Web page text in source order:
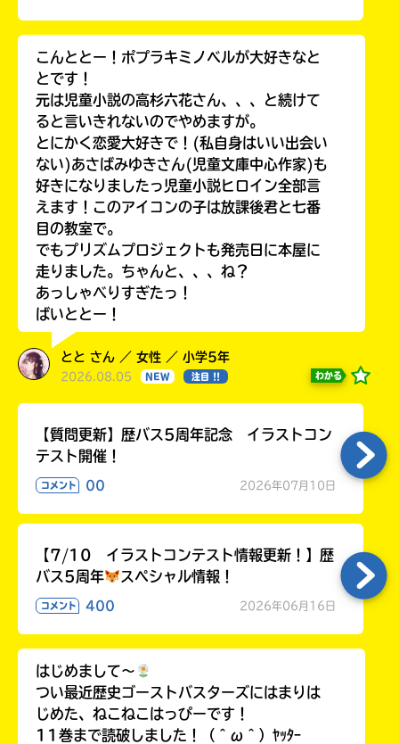
こんととー！ポプラキミノベルが大好きなと
とです！
元は児童小説の高杉六花さん、、、と続けて
ると言いきれないのでやめますが。
とにかく恋愛大好きで！(私自身はいい出会い
ない)あさばみゆきさん(児童文庫中心作家)も
好きになりましたっ児童小説ヒロイン全部言
えます！このアイコンの子は放課後君と七番
目の教室で。
でもプリズムプロジェクトも発売日に本屋に
走りました。ちゃんと、、、ね？
あっしゃべりすぎたっ！
ばいととー！
とと さん ／ 女性 ／ 小学5年
2026.08.05 NEW 注目 !! わかる
【質問更新】歴バス5周年記念 イラストコン
テスト開催！
コメント 00 2026年07月10日
【7/10 イラストコンテスト情報更新！】歴
バス5周年
スペシャル情報！
コメント 400 2026年06月16日
はじめまして〜
つい最近歴史ゴーストバスターズにはまりは
じめた、ねこねこはっぴーです！
11巻まで読破しました！（＾ω＾）ﾔｯﾀｰ